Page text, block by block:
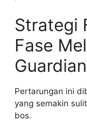
Strategi
Fase
Guardian
Pertarungan ini
yang semakin
bos.